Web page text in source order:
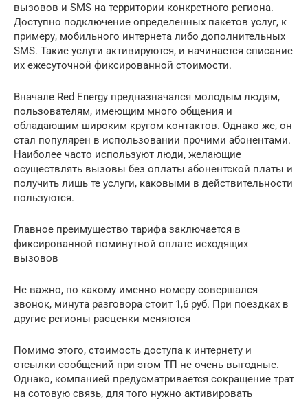
вызовов и SMS на территории конкретного региона.
Доступно подключение определенных пакетов услуг, к
примеру, мобильного интернета либо дополнительных
SMS. Такие услуги активируются, и начинается списание
их ежесуточной фиксированной стоимости.
Вначале Red Energy предназначался молодым людям,
пользователям, имеющим много общения и
обладающим широким кругом контактов. Однако же, он
стал популярен в использовании прочими абонентами.
Наиболее часто используют люди, желающие
осуществлять вызовы без оплаты абонентской платы и
получить лишь те услуги, каковыми в действительности
пользуются.
Главное преимущество тарифа заключается в
фиксированной поминутной оплате исходящих
вызовов
Не важно, по какому именно номеру совершался
звонок, минута разговора стоит 1,6 руб. При поездках в
другие регионы расценки меняются
Помимо этого, стоимость доступа к интернету и
отсылки сообщений при этом ТП не очень выгодные.
Однако, компанией предусматривается сокращение трат
на сотовую связь, для того нужно активировать